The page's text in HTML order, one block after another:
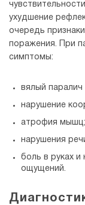
ухудшение
очередь
поражения. При
симптомы:
вялый
нарушение
атрофия мышц;
нарушения
боль в руках и
ощущений.